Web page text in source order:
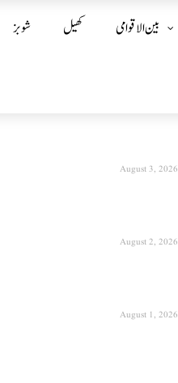
شوبز کھیل بین الا قوامی
August 3, 2026
August 2, 2026
August 1, 2026